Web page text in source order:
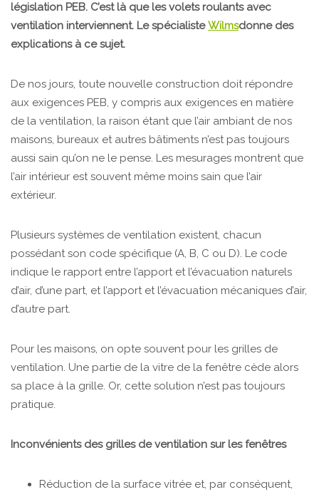
législation PEB. C’est là que les volets roulants avec
ventilation interviennent. Le spécialisteWilmsdonne des
explications à ce sujet.
De nos jours, toute nouvelle construction doit répondre
aux exigences PEB, y compris aux exigences en matière
de la ventilation, la raison étant que l’air ambiant de nos
maisons, bureaux et autres bâtiments n’est pas toujours
aussi sain qu’on ne le pense. Les mesurages montrent que
l’air intérieur est souvent même moins sain que l’air
extérieur.
Plusieurs systèmes de ventilation existent, chacun
possédant son code spécifique (A, B, C ou D). Le code
indique le rapport entre l’apport et l’évacuation naturels
d’air, d’une part, et l’apport et l’évacuation mécaniques d’air,
d’autre part.
Pour les maisons, on opte souvent pour les grilles de
ventilation. Une partie de la vitre de la fenêtre cède alors
sa place à la grille. Or, cette solution n’est pas toujours
pratique.
Inconvénients des grilles de ventilation sur les fenêtres
Réduction de la surface vitrée et, par conséquent,